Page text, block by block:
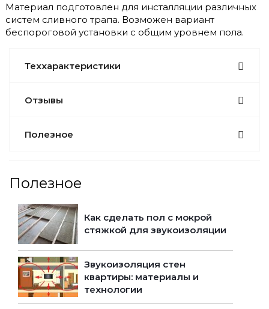
Материал подготовлен для инсталляции различных
систем сливного трапа. Возможен вариант
беспороговой установки с общим уровнем пола.
Теххарактеристики
Отзывы
Полезное
Полезное
Как сделать пол с мокрой
стяжкой для звукоизоляции
Звукоизоляция стен
квартиры: материалы и
технологии